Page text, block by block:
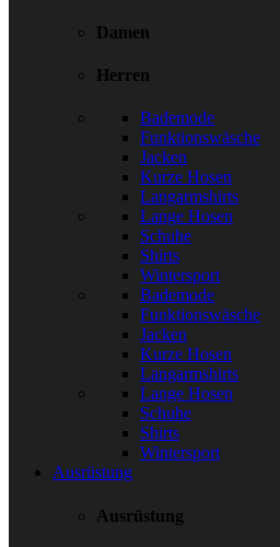
Damen
Herren
Bademode
Funktionswäsche
Jacken
Kurze Hosen
Langarmshirts
Lange Hosen
Schuhe
Shirts
Wintersport
Bademode
Funktionswäsche
Jacken
Kurze Hosen
Langarmshirts
Lange Hosen
Schuhe
Shirts
Wintersport
Ausrüstung
Ausrüstung